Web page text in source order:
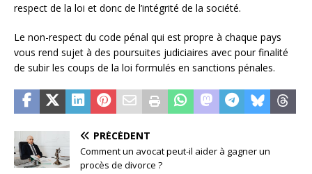
respect de la loi et donc de l’intégrité de la société.
Le non-respect du code pénal qui est propre à chaque pays
vous rend sujet à des poursuites judiciaires avec pour finalité
de subir les coups de la loi formulés en sanctions pénales.
PRÉCÉDENT
Comment un avocat peut-il aider à gagner un
procès de divorce ?